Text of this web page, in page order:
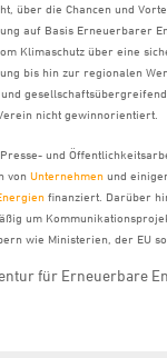
über die Chancen und
auf Basis Erneuerbarer
Klimaschutz über eine
bis hin zur regionalen
nicht gewinnorientiert.
und
von Unternehmen und
finanziert. Darüber
um
wie Ministerien, der EU
für Erneuerbare